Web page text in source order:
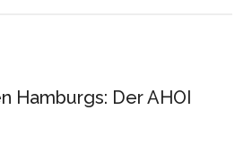
Hamburgs: Der AHOI